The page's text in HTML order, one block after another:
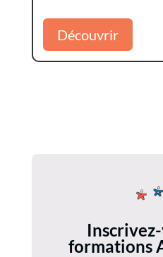
Découvrir
formations